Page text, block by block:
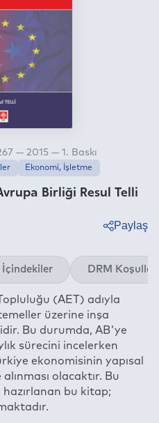
Birliği Resul Telli
— 2015 — 1. Baskı
Ekonomi, İşletme
Paylaş
Twitter
Linkedin
Whatsapp
E-mail
İçindekiler DRM Koşulları
(AET) adıyla
üzerine inşa
Bu durumda, AB'ye
sürecini incelerken
ekonomisinin yapısal
olacaktır. Bu
hazırlanan bu kitap;